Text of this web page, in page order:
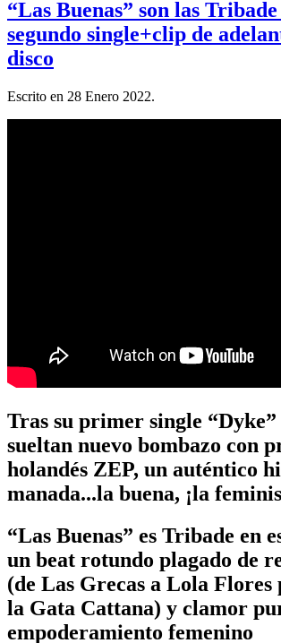
“Las Buenas” son las Tribade
segundo single+clip de
disco
Escrito en 28 Enero 2022.
Tras su primer single “Dyke”
sueltan nuevo bombazo con
holandés ZEP, un auténtico
manada...la buena, ¡la
“Las Buenas” es Tribade en
un beat rotundo plagado de
(de Las Grecas a Lola Flores
la Gata Cattana) y clamor
empoderamiento femenino